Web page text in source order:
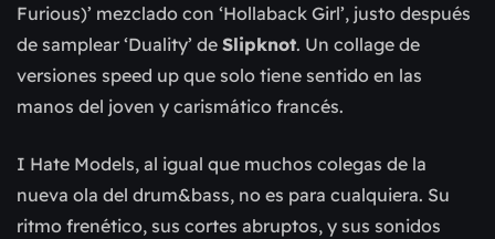
Furious)’ mezclado con ‘Hollaback Girl’, justo después
de samplear ‘Duality’ de Slipknot. Un collage de
versiones speed up que solo tiene sentido en las
manos del joven y carismático francés.
I Hate Models, al igual que muchos colegas de la
nueva ola del drum&bass, no es para cualquiera. Su
ritmo frenético, sus cortes abruptos, y sus sonidos